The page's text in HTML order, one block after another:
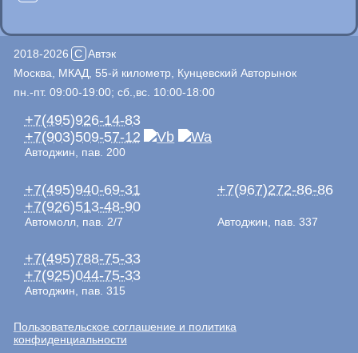
2018-2026 C Автэк
Москва, МКАД, 55-й километр, Кунцевский Авторынок
пн.-пт. 09:00-19:00; сб.,вс. 10:00-18:00
+7(495)926-14-83
+7(903)509-57-12
Автоджин, пав. 200
+7(495)940-69-31
+7(926)513-48-90
Автомолл, пав. 2/7
+7(967)272-86-86
Автоджин, пав. 337
+7(495)788-75-33
+7(925)044-75-33
Автоджин, пав. 315
Пользовательское соглашение и политика
конфиденциальности